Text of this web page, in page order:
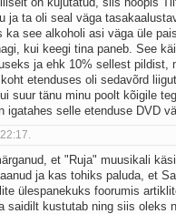
ja ta oli seal väga
ka see alkoholi asi väga üle
kui keegi tina paneb. See
ja ehk 10% sellest pildist,
etenduses oli sedavõrd
suur tänu minu poolt kõigile
igatahes selle etenduse DVD
et "Ruja" muusikali
ja kas tohiks paluda, et
ülespanekuks foorumis
saidilt kustutab ning siis oleks